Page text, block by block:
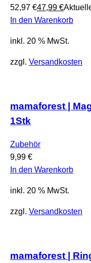
52,97 €47,99 €
In den Warenkorb
inkl. 20 % MwSt.
zzgl. Versandkosten
mamaforest |
1Stk
Zubehör
9,99 €
In den Warenkorb
inkl. 20 % MwSt.
zzgl. Versandkosten
mamaforest |